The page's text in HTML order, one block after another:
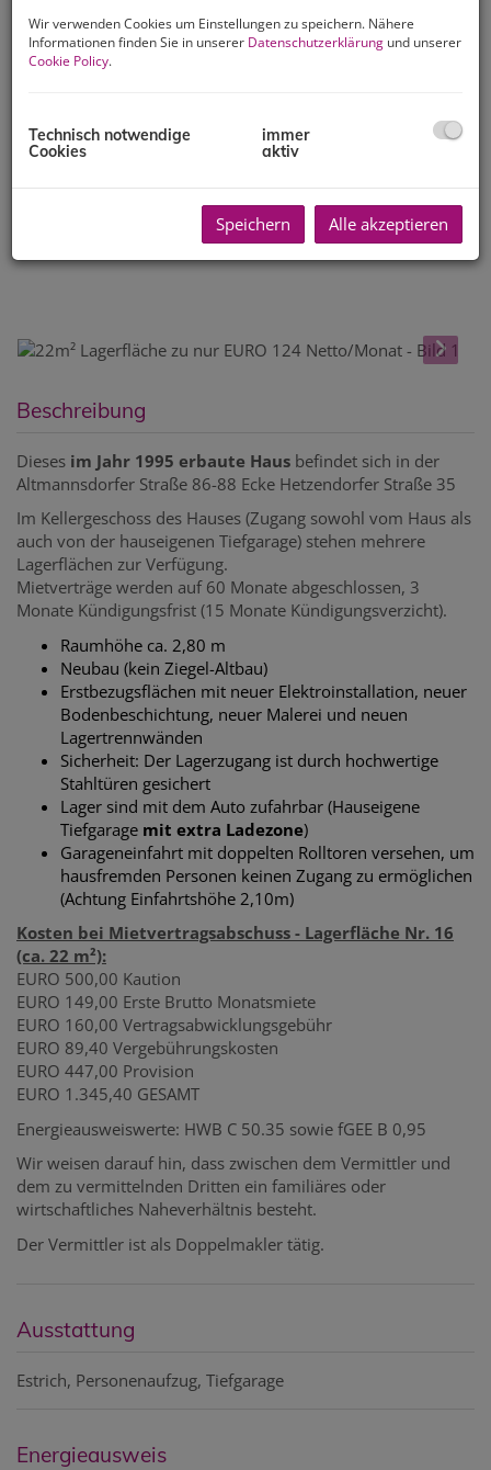
Beschreibung
Dieses im Jahr 1995 erbaute Haus befindet sich in der
Altmannsdorfer Straße 86-88 Ecke Hetzendorfer Straße 35
Im Kellergeschoss des Hauses (Zugang sowohl vom Haus als
auch von der hauseigenen Tiefgarage) stehen mehrere
Lagerflächen zur Verfügung.
Mietverträge werden auf 60 Monate abgeschlossen, 3
Monate Kündigungsfrist (15 Monate Kündigungsverzicht).
Raumhöhe ca. 2,80 m
Neubau (kein Ziegel-Altbau)
Erstbezugsflächen mit neuer Elektroinstallation, neuer
Bodenbeschichtung, neuer Malerei und neuen
Lagertrennwänden
Sicherheit: Der Lagerzugang ist durch hochwertige
Stahltüren gesichert
Lager sind mit dem Auto zufahrbar (Hauseigene
Tiefgarage mit extra Ladezone)
Garageneinfahrt mit doppelten Rolltoren versehen, um
hausfremden Personen keinen Zugang zu ermöglichen
(Achtung Einfahrtshöhe 2,10m)
Kosten bei Mietvertragsabschuss - Lagerfläche Nr. 16
(ca. 22 m²):
EURO 500,00 Kaution
EURO 149,00 Erste Brutto Monatsmiete
EURO 160,00 Vertragsabwicklungsgebühr
EURO 89,40 Vergebührungskosten
EURO 447,00 Provision
EURO 1.345,40 GESAMT
Energieausweiswerte: HWB C 50.35 sowie fGEE B 0,95
Wir weisen darauf hin, dass zwischen dem Vermittler und
dem zu vermittelnden Dritten ein familiäres oder
wirtschaftliches Naheverhältnis besteht.
Der Vermittler ist als Doppelmakler tätig.
Ausstattung
Estrich Personenaufzug Tiefgarage
Energieausweis
Wir verwenden Cookies um Einstellungen zu speichern. Nähere
Informationen finden Sie in unserer Datenschutzerklärung und unserer
Cookie Policy.
Technisch notwendige
Cookies
immer
aktiv
Speichern Alle akzeptieren